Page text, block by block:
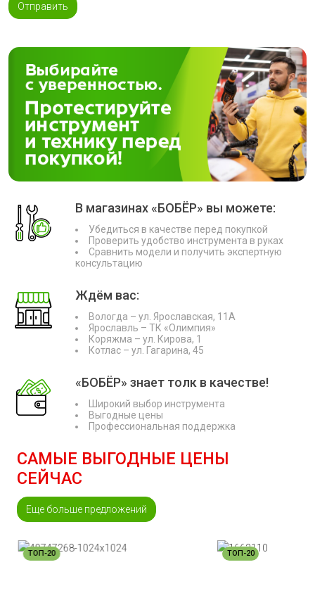
Отправить
В магазинах «БОБЁР» вы можете:
Убедиться в качестве перед покупкой
Проверить удобство инструмента в руках
Сравнить модели и получить экспертную
консультацию
Ждём вас:
Вологда – ул. Ярославская, 11А
Ярославль – ТК «Олимпия»
Коряжма – ул. Кирова, 1
Котлас – ул. Гагарина, 45
«БОБЁР» знает толк в качестве!
Широкий выбор инструмента
Выгодные цены
Профессиональная поддержка
САМЫЕ ВЫГОДНЫЕ ЦЕНЫ
СЕЙЧАС
Еще больше предложений
ТОП-20 ТОП-20